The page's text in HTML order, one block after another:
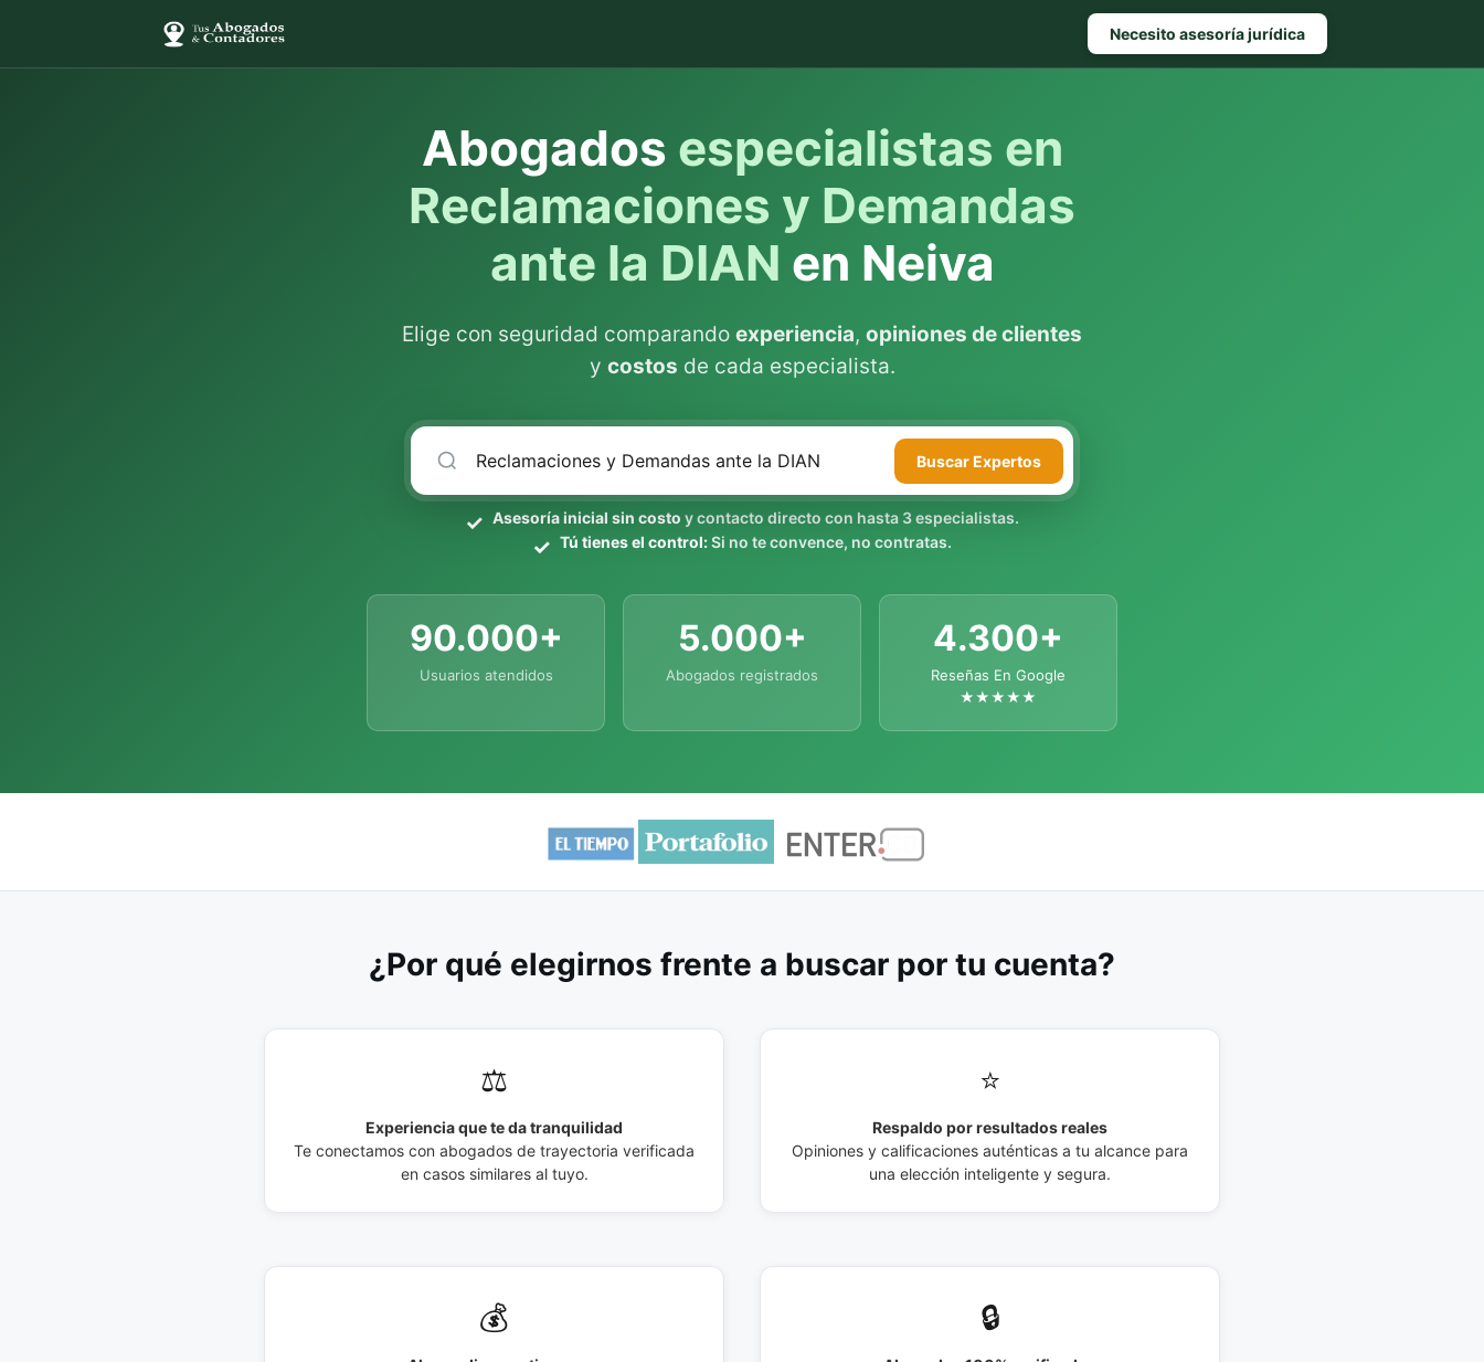
Necesito asesoría jurídica
Abogados especialistas en
Reclamaciones y Demandas
ante la DIAN en Neiva
Elige con seguridad comparando experiencia, opiniones de clientes
y costos de cada especialista.
BuscarExpertos
Asesoría inicial sin costo y contacto directo con hasta 3 especialistas.
Tú tienes el control:Si no te convence, no contratas.
90.000+
Usuarios atendidos
5.000+
Abogados registrados
4.300+
Reseñas En Google
★★★★★
¿Por qué elegirnos frente a buscar por tu cuenta?
⚖️
Experiencia que te da tranquilidad
Te conectamos con abogados de trayectoria verificada
en casos similares al tuyo.
⭐
Respaldo por resultados reales
Opiniones y calificaciones auténticas a tu alcance para
una elección inteligente y segura.
💰 🔒